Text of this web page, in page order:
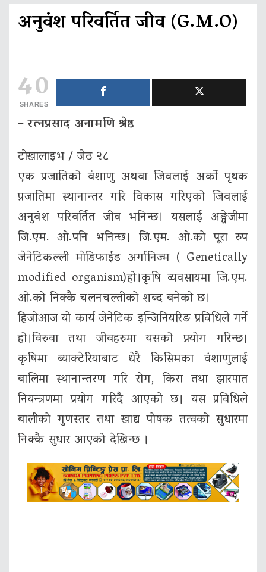
अनुवंश परिवर्तित जीव (G.M.O)
40
SHARES
– रत्नप्रसाद अनामणि श्रेष्ठ
टाेखालाइभ / जेठ २८
एक प्रजातिको वंशाणु अथवा जिवलाई अर्को पृथक
प्रजातिमा स्थानान्तर गरि विकास गरिएको जिवलाई
अनुवंश परिवर्तित जीव भनिन्छ। यसलाई अङ्ग्रेजीमा
जि.एम. ओ.पनि भनिन्छ। जि.एम. ओ.को पूरा रुप
जेनेटिकल्ली माेडिफाईड अर्गानिज्म ( Genetically
modified organism)हो।कृषि व्यवसायमा जि.एम.
ओ.को निक्कै चलनचल्तीको शब्द बनेको छ।
हिजोआज यो कार्य जेनेटिक इन्जिनियरिङ प्रविधिले गर्ने
हो।विरुवा तथा जीवहरुमा यसको प्रयोग गरिन्छ।
कृषिमा ब्याक्टेरियाबाट धेरै किसिमका वंशाणुलाई
बालिमा स्थानान्तरण गरि रोग, किरा तथा झारपात
नियन्त्रणमा प्रयोग गरिदै आएको छ। यस प्रविधिले
बालीको गुणस्तर तथा खाद्य पोषक तत्वको सुधारमा
निक्कै सुधार आएको देखिन्छ ।